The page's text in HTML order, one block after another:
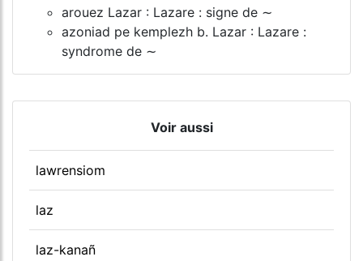
arouez Lazar : Lazare : signe de ∼
azoniad pe kemplezh b. Lazar : Lazare :
syndrome de ∼
Voir aussi
lawrensiom
laz
laz-kanañ